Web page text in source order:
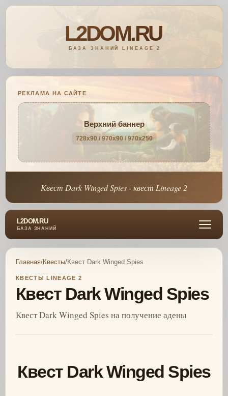
РЕКЛАМА НА САЙТЕ
Верхний баннер
728x90 / 970x90 / 970x250
Квест Dark Winged Spies - квест Lineage 2
L2DOM.RU
БАЗА ЗНАНИЙ
Главная/Квесты/Квест Dark Winged Spies
КВЕСТЫ LINEAGE 2
Квест Dark Winged Spies
Квест Dark Winged Spies на получение адены
Квест Dark Winged Spies